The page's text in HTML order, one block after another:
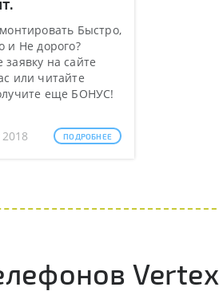
Быстро,
и Не дорого?
на сайте
или читайте
еще БОНУС!
ПОДРОБНЕЕ
Vertex